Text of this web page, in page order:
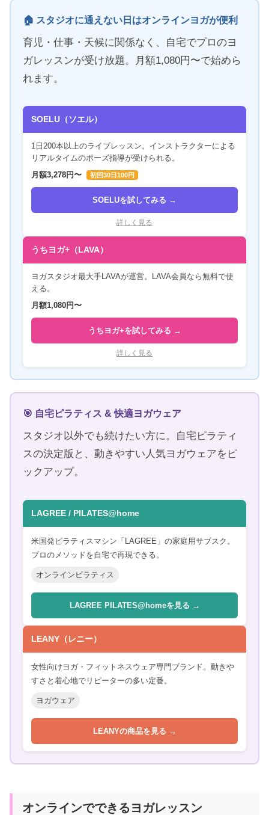
🏠 スタジオに通えない日はオンラインヨガが便利
育児・仕事・天候に関係なく、自宅でプロのヨ
ガレッスンが受け放題。月額1,080円〜で始めら
れます。
SOELU（ソエル）
1日200本以上のライブレッスン。インストラクターによる
リアルタイムのポーズ指導が受けられる。
月額3,278円〜
初回30日100円
SOELUを試してみる →
詳しく見る
うちヨガ+（LAVA）
ヨガスタジオ最大手LAVAが運営。LAVA会員なら無料で使
える。
月額1,080円〜
うちヨガ+を試してみる →
詳しく見る
🎯 自宅ピラティス & 快適ヨガウェア
スタジオ以外でも続けたい方に。自宅ピラティ
スの決定版と、動きやすい人気ヨガウェアをピ
ックアップ。
LAGREE / PILATES@home
米国発ピラティスマシン「LAGREE」の家庭用サブスク。
プロのメソッドを自宅で再現できる。
オンラインピラティス
LAGREE PILATES@homeを見る →
LEANY（レニー）
女性向けヨガ・フィットネスウェア専門ブランド。動きや
すさと着心地でリピーターの多い定番。
ヨガウェア
LEANYの商品を見る →
オンラインでできるヨガレッスン